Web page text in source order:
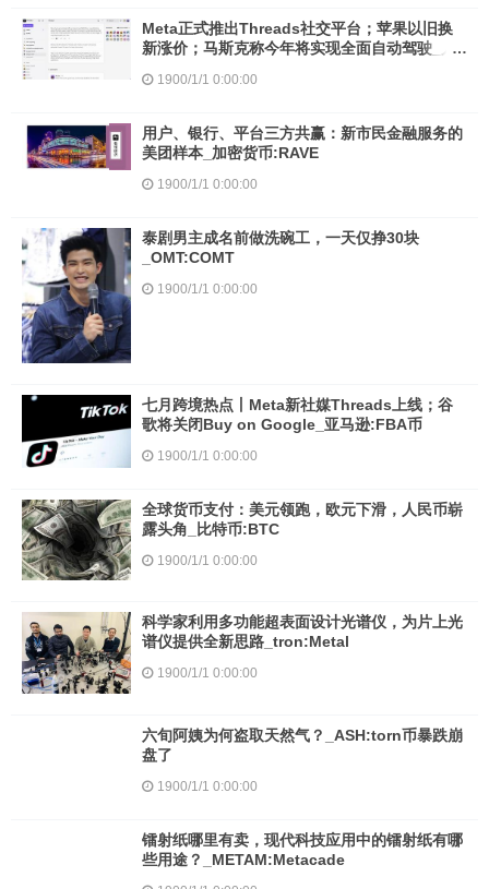
Meta正式推出Threads社交平台；苹果以旧换
新涨价；马斯克称今年将实现全面自动驾驶_人
1900/1/1 0:00:00
用户、银行、平台三方共赢：新市民金融服务的
美团样本_加密货币:RAVE
1900/1/1 0:00:00
泰剧男主成名前做洗碗工，一天仅挣30块
_OMT:COMT
1900/1/1 0:00:00
七月跨境热点丨Meta新社媒Threads上线；谷
歌将关闭Buy on Google_亚马逊:FBA币
1900/1/1 0:00:00
全球货币支付：美元领跑，欧元下滑，人民币崭
露头角_比特币:BTC
1900/1/1 0:00:00
科学家利用多功能超表面设计光谱仪，为片上光
谱仪提供全新思路_tron:Metal
1900/1/1 0:00:00
六旬阿姨为何盗取天然气？_ASH:torn币暴跌崩
盘了
1900/1/1 0:00:00
镭射纸哪里有卖，现代科技应用中的镭射纸有哪
些用途？_METAM:Metacade